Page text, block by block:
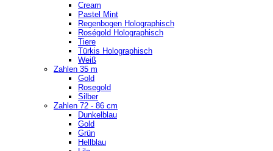
Cream
Pastel Mint
Regenbogen Holographisch
Roségold Holographisch
Tiere
Türkis Holographisch
Weiß
Zahlen 35 m
Gold
Rosegold
Silber
Zahlen 72 - 86 cm
Dunkelblau
Gold
Grün
Hellblau